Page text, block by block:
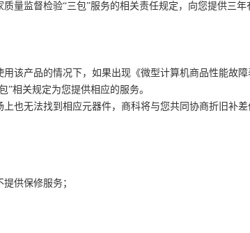
量监督检验“三包”服务的相关责任规定，向您提供三
该产品的情况下，如果出现《微型计算机商品性能故
”相关规定为您提供相应的服务。
也无法找到相应元器件，商科将与您共同协商折旧补
供保修服务；